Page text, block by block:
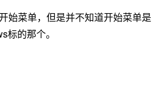
始菜单，但是并不知道开始菜单是
的那个。